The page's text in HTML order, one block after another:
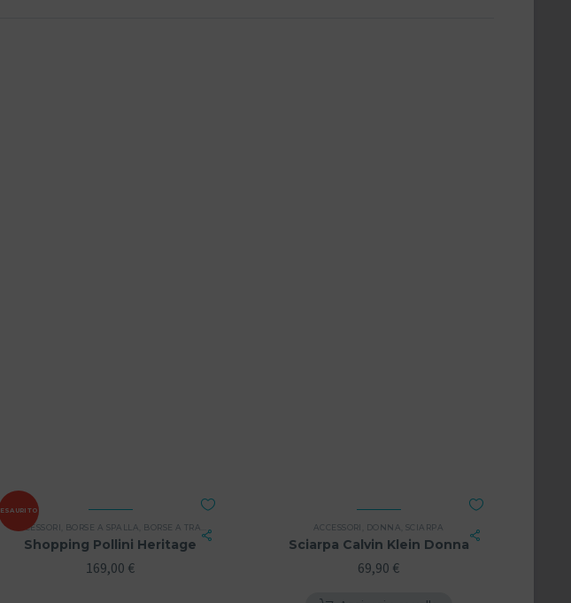
ESAURITO
ACCESSORI BORSE A SPALLA BORSE A TRACOLLA
Shopping Pollini Heritage
169,00 €
ACCESSORI DONNA SCIARPA
Sciarpa Calvin Klein Donna
69,90 €